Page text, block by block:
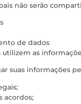
não serão
de dados
as
suas informações
acordos;